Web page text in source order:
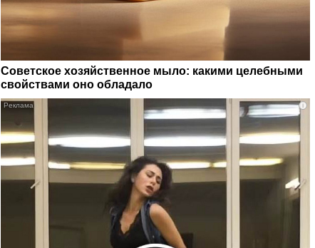
Советское хозяйственное мыло: какими целебными
свойствами оно обладало
i